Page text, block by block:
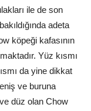
ile de son
adeta
köpeği kafasının
Yüz kısmı
da yine dikkat
ve buruna
ve düz olan Chow